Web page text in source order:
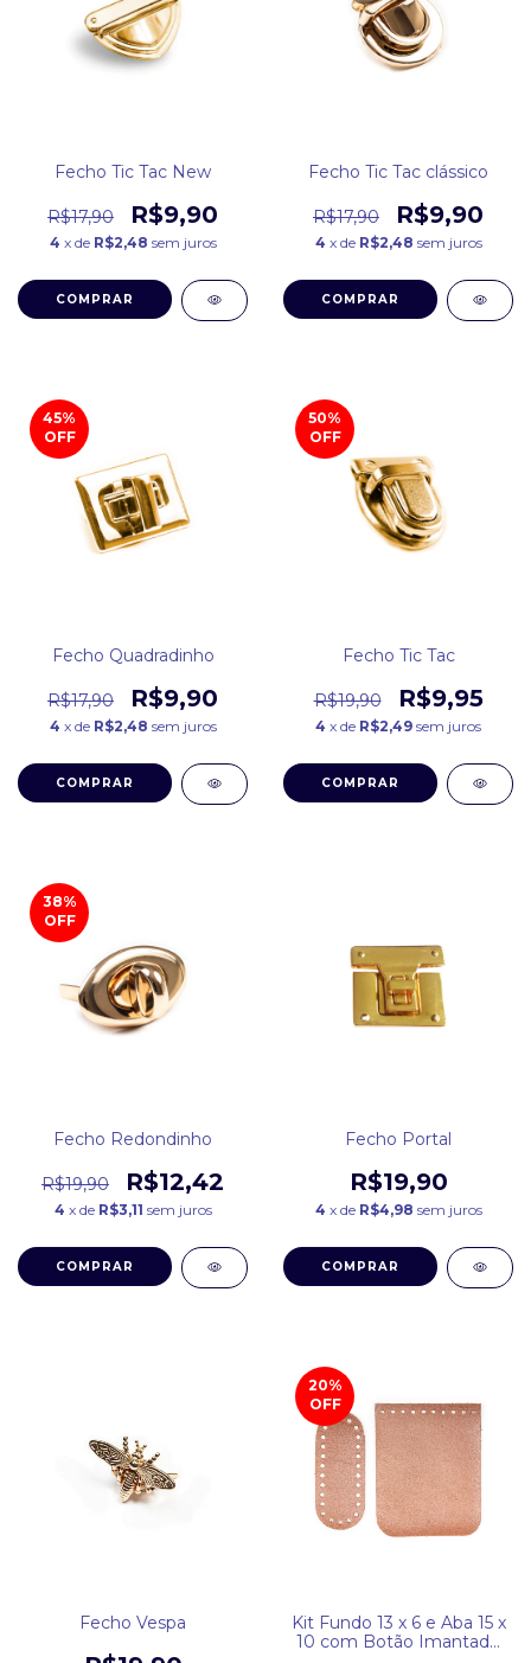
Fecho Tic Tac New
R$17,90 R$9,90
4 x de R$2,48 sem juros
COMPRAR
Fecho Tic Tac clássico
R$17,90 R$9,90
4 x de R$2,48 sem juros
COMPRAR
45%
OFF
Fecho Quadradinho
R$17,90 R$9,90
4 x de R$2,48 sem juros
COMPRAR
50%
OFF
Fecho Tic Tac
R$19,90 R$9,95
4 x de R$2,49 sem juros
COMPRAR
38%
OFF
Fecho Redondinho
R$19,90 R$12,42
4 x de R$3,11 sem juros
COMPRAR
Fecho Portal
R$19,90
4 x de R$4,98 sem juros
COMPRAR
Fecho Vespa
20%
OFF
Kit Fundo 13 x 6 e Aba 15 x
10 com Botão Imantado